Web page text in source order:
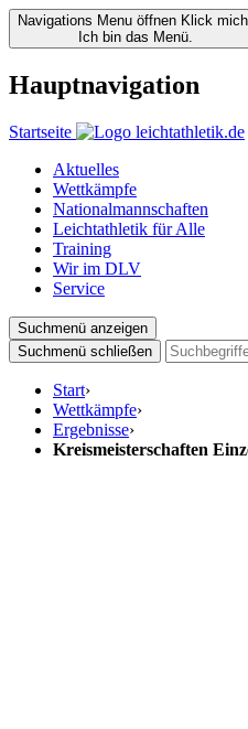
Navigations Menu öffnen Klick
Ich bin das Menü.
Hauptnavigation
Startseite
Aktuelles
Wettkämpfe
Nationalmannschaften
Leichtathletik für Alle
Training
Wir im DLV
Service
Suchmenü anzeigen
Suchmenü schließen
Start›
Wettkämpfe›
Ergebnisse›
Kreismeisterschaften